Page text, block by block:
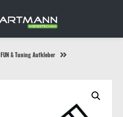
FUN & Tuning Aufkleber